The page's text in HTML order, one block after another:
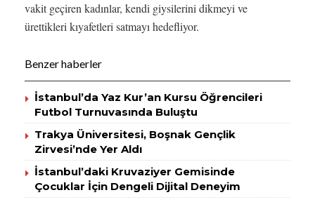
vakit geçiren kadınlar, kendi giysilerini dikmeyi ve
ürettikleri kıyafetleri satmayı hedefliyor.
Benzer haberler
İstanbul’da Yaz Kur’an Kursu Öğrencileri
Futbol Turnuvasında Buluştu
Trakya Üniversitesi, Boşnak Gençlik
Zirvesi’nde Yer Aldı
İstanbul’daki Kruvaziyer Gemisinde
Çocuklar İçin Dengeli Dijital Deneyim